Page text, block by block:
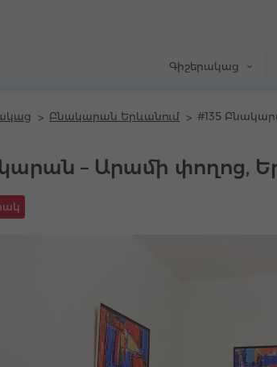
Գիշերակաց
Բնակարան Երևանում
– Արամի փողոց,